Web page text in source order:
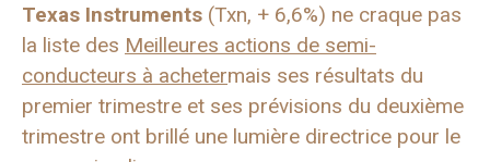
Texas Instruments (Txn, + 6,6%) ne craque pas
la liste des Meilleures actions de semi-
conducteurs à achetermais ses résultats du
premier trimestre et ses prévisions du deuxième
trimestre ont brillé une lumière directrice pour le